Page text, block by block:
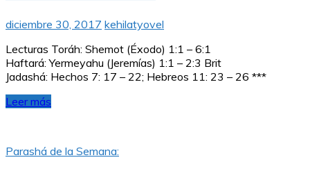
diciembre 30, 2017 kehilatyovel
Lecturas Toráh: Shemot (Éxodo) 1:1 – 6:1
Haftará: Yermeyahu (Jeremías) 1:1 – 2:3 Brit
Jadashá: Hechos 7: 17 – 22; Hebreos 11: 23 – 26 ***
Leer más
Parashá de la Semana: